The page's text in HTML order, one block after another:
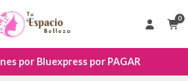
0
por Bluexpress por PAGAR